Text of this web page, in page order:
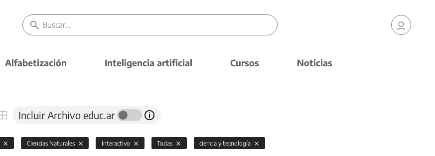
Alfabetización Inteligencia artificial Cursos Noticias
Incluir Archivo educ.ar
Ciencias Naturales Interactivo Todas ciencia y tecnología